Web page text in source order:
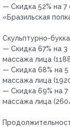
— Скидка 52% на 7
«Бразильская
Скульптурно-
— Скидка 67% на 3
массажа лица
— Скидка 68% на 5
массажа лица
— Скидка 69% на 7
массажа лица